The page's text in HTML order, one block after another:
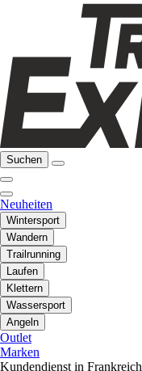
Suchen
Neuheiten
Wintersport
Wandern
Trailrunning
Laufen
Klettern
Wassersport
Angeln
Outlet
Marken
Kundendienst in Frankreich